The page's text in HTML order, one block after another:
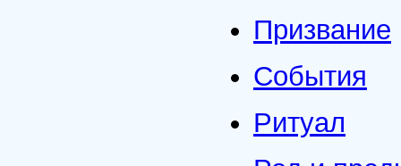
Призвание
События
Ритуал